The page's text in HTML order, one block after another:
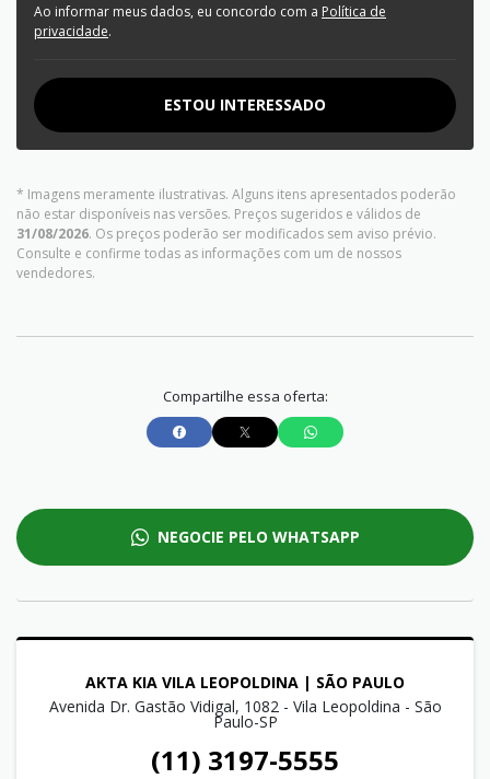
Ao informar meus dados, eu concordo com a Política de
privacidade.
ESTOU INTERESSADO
* Imagens meramente ilustrativas. Alguns itens apresentados poderão
não estar disponíveis nas versões. Preços sugeridos e válidos de
31/08/2026. Os preços poderão ser modificados sem aviso prévio.
Consulte e confirme todas as informações com um de nossos
vendedores.
Compartilhe essa oferta:
NEGOCIE PELO WHATSAPP
AKTA KIA VILA LEOPOLDINA | SÃO PAULO
Avenida Dr. Gastão Vidigal, 1082 - Vila Leopoldina - São
Paulo-SP
(11) 3197-5555